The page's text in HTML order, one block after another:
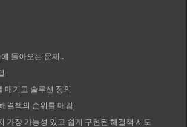
에 돌아오는 문제..
매기고 솔루션 정의
결책의 순위를 매김
가장 가능성 있고 쉽게 구현된 해결책 시도